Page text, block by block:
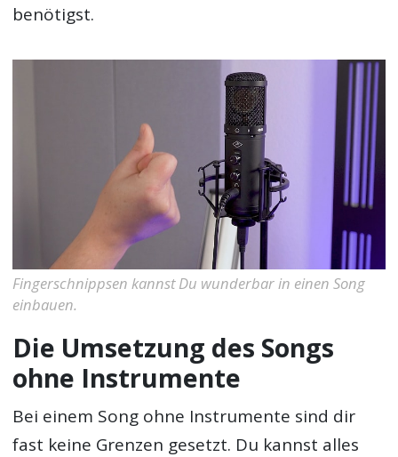
benötigst.
Fingerschnippsen kannst Du wunderbar in einen Song
einbauen.
Die Umsetzung des Songs
ohne Instrumente
Bei einem Song ohne Instrumente sind dir
fast keine Grenzen gesetzt. Du kannst alles